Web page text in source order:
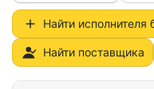
Найти исполнителя
Найти поставщика